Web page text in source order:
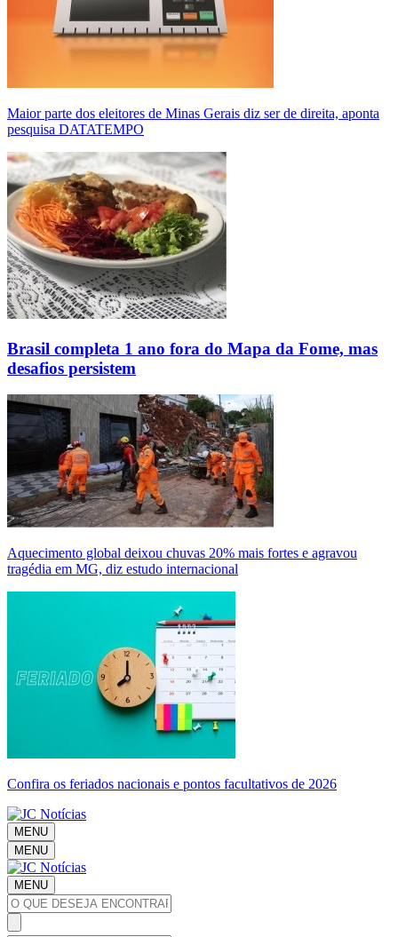
Maior parte dos eleitores de Minas Gerais diz ser de direita, aponta
pesquisa DATATEMPO
Brasil completa 1 ano fora do Mapa da Fome, mas
desafios persistem
Aquecimento global deixou chuvas 20% mais fortes e agravou
tragédia em MG, diz estudo internacional
Confira os feriados nacionais e pontos facultativos de 2026
MENU
MENU
MENU